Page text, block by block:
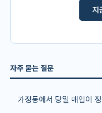
지
자주 묻는 질문
가정동에서 당일 매입이